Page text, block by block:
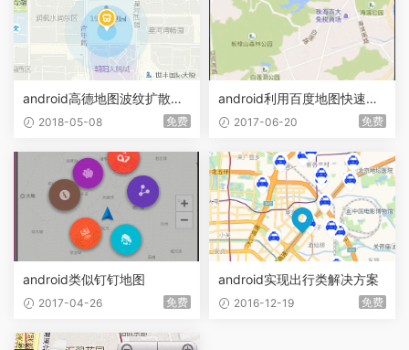
android高德地图波纹扩散效
果源码
2018-05-08 免费
android利用百度地图快速实
现支付宝的“到位”功能源码
2017-06-20 免费
android类似钉钉地图
2017-04-26 免费
android实现出行类解决方案
2016-12-19 免费